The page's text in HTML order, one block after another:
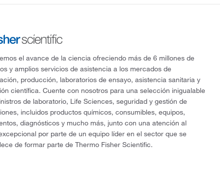
el avance de la ciencia ofreciendo más de 6 millones de
y amplios servicios de asistencia a los mercados de
producción, laboratorios de ensayo, asistencia sanitaria y
científica. Cuente con nosotros para una selección inigualable
de laboratorio, Life Sciences, seguridad y gestión de
incluidos productos químicos, consumibles, equipos,
diagnósticos y mucho más, junto con una atención al
por parte de un equipo líder en el sector que se
de formar parte de Thermo Fisher Scientific.